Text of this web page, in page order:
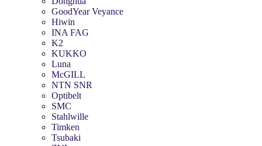
GoodYear Veyance
Hiwin
INA FAG
K2
KUKKO
Luna
McGILL
NTN SNR
Optibelt
SMC
Stahlwille
Timken
Tsubaki